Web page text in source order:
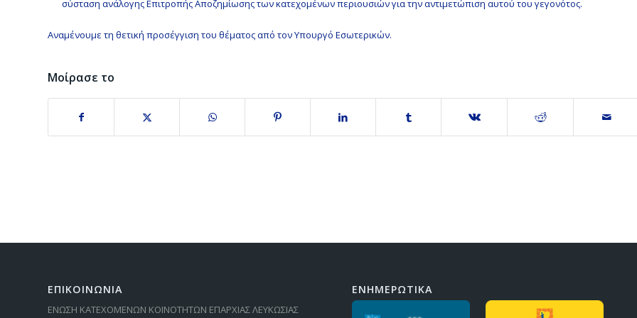
σύσταση ανάλογης Επιτροπής Αποζημίωσης των κατεχομένων περιουσιών για την αντιμετώπιση αυτού του γεγονότος.
Αναμένουμε τη θετική προσέγγιση του θέματος από τον Υπουργό Εσωτερικών.
Μοίρασε το
ΕΠΙΚΟΙΝΩΝΙΑ
ΕΝΩΣΗ ΚΑΤΕΧΟΜΕΝΩΝ ΚΟΙΝΟΤΗΤΩΝ ΕΠΑΡΧΙΑΣ ΛΕΥΚΩΣΙΑΣ
ΕΝΗΜΕΡΩΤΙΚΑ